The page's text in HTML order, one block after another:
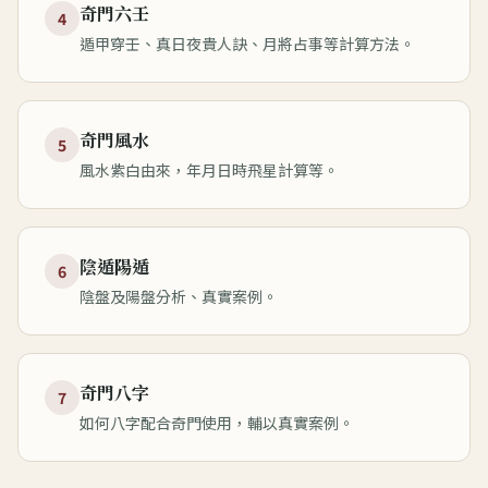
4 奇門六壬
遁甲穿壬、真日夜貴人訣、月將占事等計算方法。
5 奇門風水
風水紫白由來，年月日時飛星計算等。
6 陰遁陽遁
陰盤及陽盤分析、真實案例。
7 奇門八字
如何八字配合奇門使用，輔以真實案例。